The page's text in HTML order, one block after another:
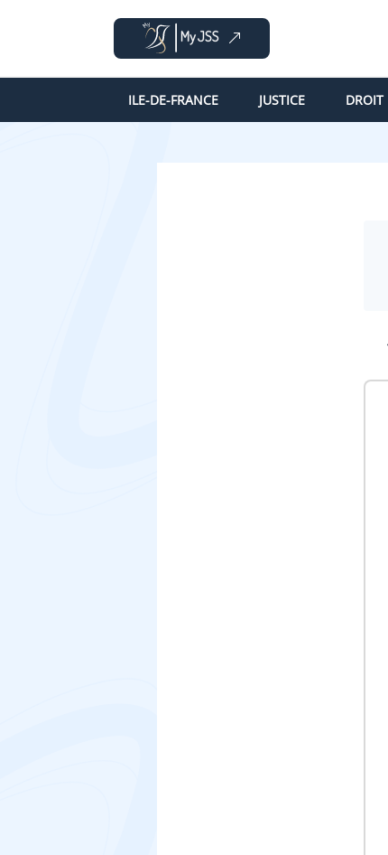
ILE-DE-FRANCE JUSTICE DROIT